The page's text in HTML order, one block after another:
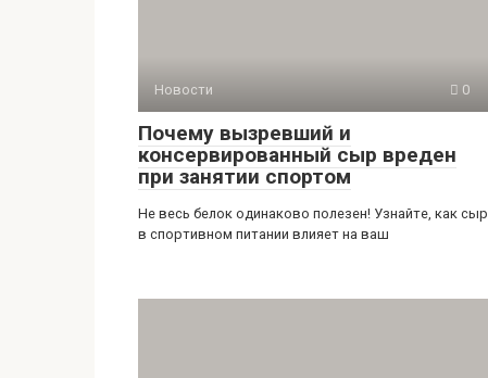
Новости 0
Почему вызревший и
консервированный сыр вреден
при занятии спортом
Не весь белок одинаково полезен! Узнайте, как сыр
в спортивном питании влияет на ваш